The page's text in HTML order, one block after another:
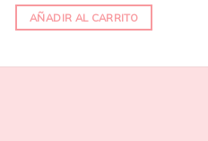
AÑADIR AL CARRITO